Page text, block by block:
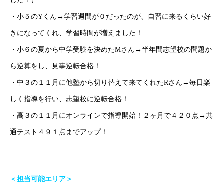
ごあいさつ
オンライン授業について
学年別コース紹介
成果報告
各種SNS
・小５のYくん→学習週間が０だったのが、自習に来るくらい好
きになってくれ、学習時間が増えました！
・小６の夏から中学受験を決めたMさん→半年間志望校の問題か
ら逆算をし、見事逆転合格！
・中３の１１月に他塾から切り替えて来てくれたRさん→毎日楽
しく指導を行い、志望校に逆転合格！
・高３の１１月にオンラインで指導開始！２ヶ月で４２０点→共
通テスト４９１点までアップ！
＜担当可能エリア＞